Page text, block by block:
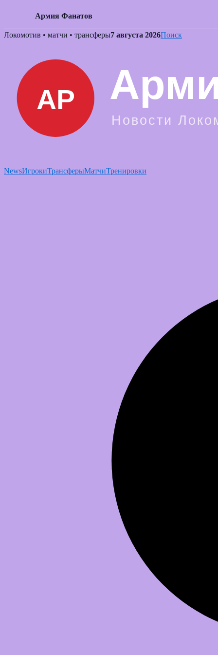
Армия Фанатов
Skip
Локомотив • матчи • трансферы7 августа 2026Поиск
NewsИгрокиТрансферыМатчиТренировки